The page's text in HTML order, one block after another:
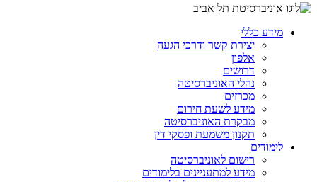
מידע כללי
יצירת קשר ודרכי הגעה
אלפון
דרושים
נהלי האוניברסיטה
מכרזים
מידע לשעת חירום
מבקרת האוניברסיטה
תקנון משמעת ופסקי דין
לימודים
רישום לאוניברסיטה
מידע למתעניינים בלימודים